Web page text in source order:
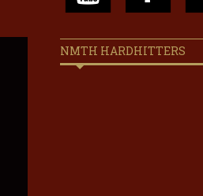
NMTH HARDHITTERS